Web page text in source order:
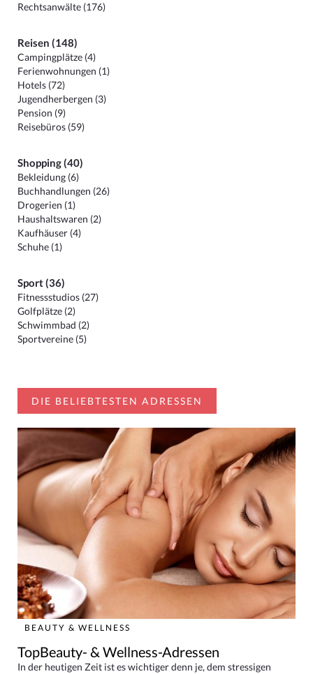
Rechtsanwälte (176)
Reisen (148)
Campingplätze (4)
Ferienwohnungen (1)
Hotels (72)
Jugendherbergen (3)
Pension (9)
Reisebüros (59)
Shopping (40)
Bekleidung (6)
Buchhandlungen (26)
Drogerien (1)
Haushaltswaren (2)
Kaufhäuser (4)
Schuhe (1)
Sport (36)
Fitnessstudios (27)
Golfplätze (2)
Schwimmbad (2)
Sportvereine (5)
DIE BELIEBTESTEN ADRESSEN
BEAUTY & WELLNESS
TopBeauty- & Wellness-Adressen
In der heutigen Zeit ist es wichtiger denn je, dem stressigen